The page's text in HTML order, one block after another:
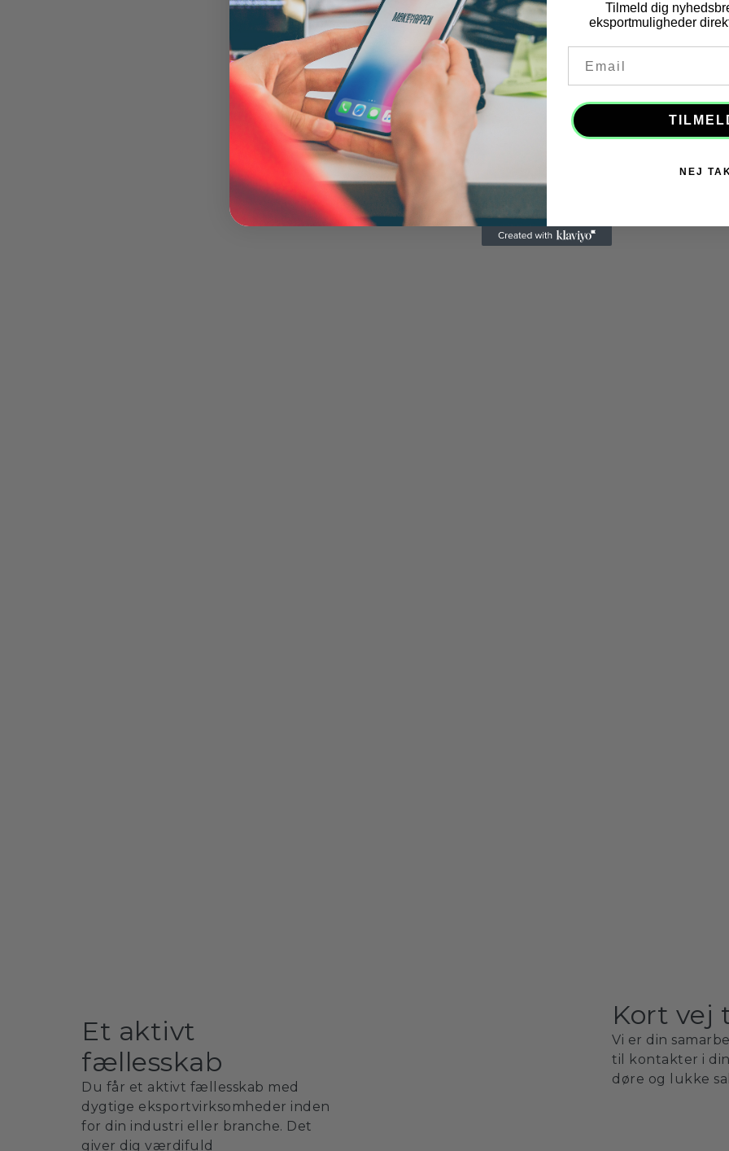
Et aktivt
fællesskab
Du får et aktivt fællesskab med
dygtige eksportvirksomheder inden
for din industri eller branche. Det
giver dig værdifuld
Kort vej
Vi er din
til kontakter i
døre og lukke
Vi er din partner i international vækst og strategi. Hos Make It
Happen hjælper vi danske virksomheder med at navigere
globale markeder og skabe bæredygtige
forretningsmuligheder.
Tilmeld dig
eksportmuligheder
NEJ